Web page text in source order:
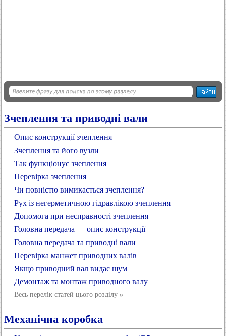
Зчеплення та приводні вали
Опис конструкції зчеплення
Зчеплення та його вузли
Так функціонує зчеплення
Перевірка зчеплення
Чи повністю вимикається зчеплення?
Рух із негерметичною гідравлікою зчеплення
Допомога при несправності зчеплення
Головна передача — опис конструкції
Головна передача та приводні вали
Перевірка манжет приводних валів
Якщо приводний вал видає шум
Демонтаж та монтаж приводного валу
Весь перелік статей цього розділу »
Механічна коробка